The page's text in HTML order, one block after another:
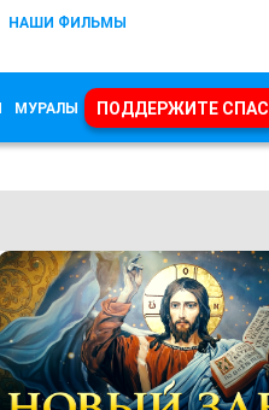
НАШИ ФИЛЬМЫ
МУРАЛЫ ПОДДЕРЖИТЕ СПАС